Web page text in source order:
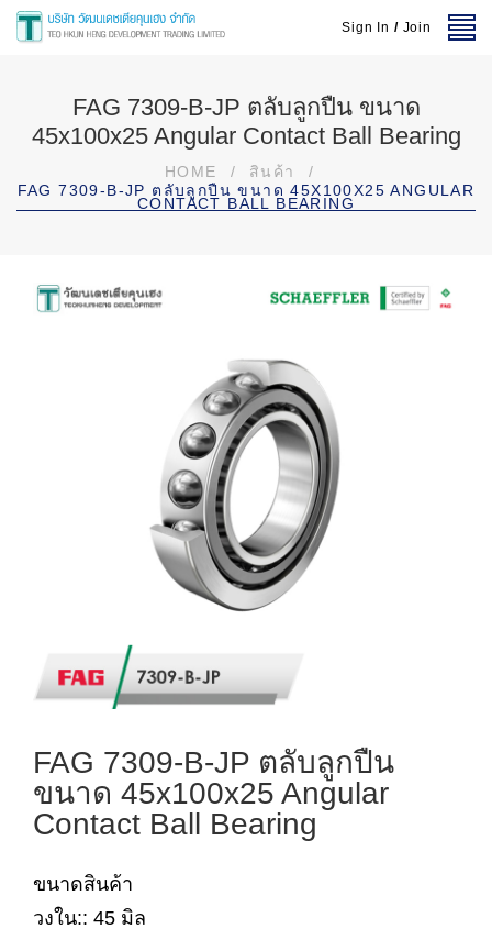
Sign In / Join
FAG 7309-B-JP ตลับลูกปืน ขนาด
45x100x25 Angular Contact Ball Bearing
HOME / สินค้า
/
FAG 7309-B-JP ตลับลูกปืน ขนาด 45X100X25 ANGULAR
CONTACT BALL BEARING
FAG 7309-B-JP ตลับลูกปืน
ขนาด 45x100x25 Angular
Contact Ball Bearing
ขนาดสินค้า
วงใน:: 45 มิล